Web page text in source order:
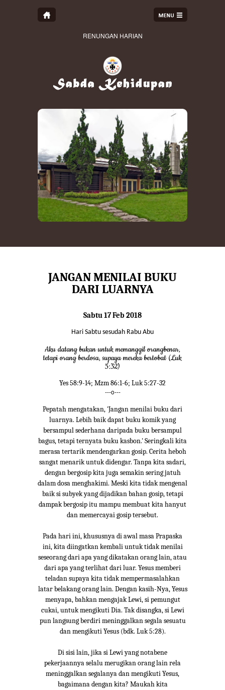
RENUNGAN HARIAN
JANGAN MENILAI BUKU
DARI LUARNYA
Sabtu 17 Feb 2018
Hari Sabtu sesudah Rabu Abu
Aku datang bukan untuk memanggil orangbenar,
tetapi orang berdosa, supaya mereka bertobat (Luk
5:32)
Yes 58:9-14; Mzm 86:1-6; Luk 5:27-32
---o---
Pepatah mengatakan, 'Jangan menilai buku dari
luarnya. Lebih baik dapat buku komik yang
bersampul sederhana daripada buku bersampul
bagus, tetapi ternyata buku kasbon.' Seringkali kita
merasa tertarik mendengarkan gosip. Cerita heboh
sangat menarik untuk didengar. Tanpa kita sadari,
dengan bergosip kita juga semakin sering jatuh
dalam dosa menghakimi. Meski kita tidak mengenal
baik si subyek yang dijadikan bahan gosip, tetapi
dampak bergosip itu mampu membuat kita hanyut
dan memercayai gosip tersebut.
Pada hari ini, khususnya di awal masa Prapaska
ini, kita diingatkan kembali untuk tidak menilai
seseorang dari apa yang dikatakan orang lain, atau
dari apa yang terlihat dari luar. Yesus memberi
teladan supaya kita tidak mempermasalahkan
latar belakang orang lain. Dengan kasih-Nya, Yesus
menyapa, bahkan mengajak Lewi, si pemungut
cukai, untuk mengikuti Dia. Tak disangka, si Lewi
pun langsung berdiri meninggalkan segala sesuatu
dan mengikuti Yesus (bdk. Luk 5:28).
Di sisi lain, jika si Lewi yang notabene
pekerjaannya selalu merugikan orang lain rela
meninggalkan segalanya dan mengikuti Yesus,
bagaimana dengan kita? Maukah kita